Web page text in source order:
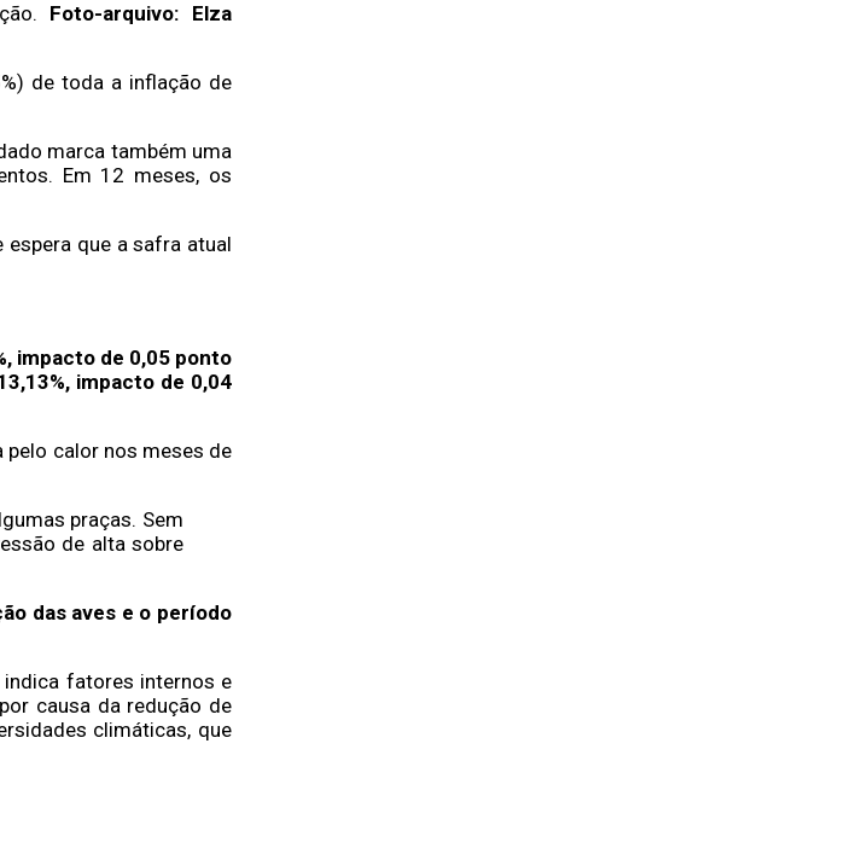
Foto-arquivo: Elza
de toda a inflação de
marca também uma
Em 12 meses, os
que a safra atual
impacto de 0,05 ponto
impacto de 0,04
pelo calor nos meses de
praças. Sem
de alta sobre
das aves e o período
indica fatores internos e
causa da redução de
climáticas, que